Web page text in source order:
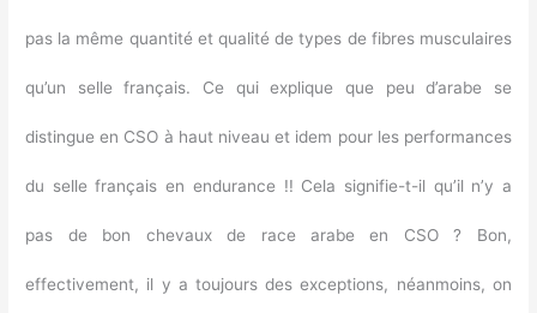
pas la même quantité et qualité de types de fibres musculaires
qu’un selle français. Ce qui explique que peu d’arabe se
distingue en CSO à haut niveau et idem pour les performances
du selle français en endurance !! Cela signifie-t-il qu’il n’y a
pas de bon chevaux de race arabe en CSO ? Bon,
effectivement, il y a toujours des exceptions, néanmoins, on